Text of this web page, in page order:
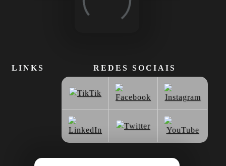
Loading...
LINKS REDES SOCIAIS